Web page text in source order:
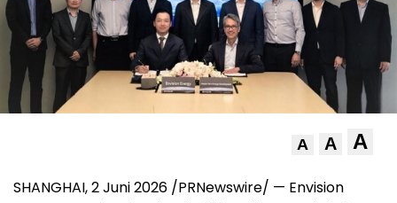
A A A
SHANGHAI, 2 Juni 2026 /PRNewswire/ — Envision